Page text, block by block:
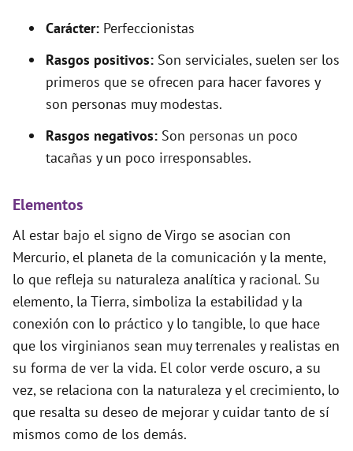
Carácter: Perfeccionistas
Rasgos positivos: Son serviciales, suelen ser los
primeros que se ofrecen para hacer favores y
son personas muy modestas.
Rasgos negativos: Son personas un poco
tacañas y un poco irresponsables.
Elementos
Al estar bajo el signo de Virgo se asocian con
Mercurio, el planeta de la comunicación y la mente,
lo que refleja su naturaleza analítica y racional. Su
elemento, la Tierra, simboliza la estabilidad y la
conexión con lo práctico y lo tangible, lo que hace
que los virginianos sean muy terrenales y realistas en
su forma de ver la vida. El color verde oscuro, a su
vez, se relaciona con la naturaleza y el crecimiento, lo
que resalta su deseo de mejorar y cuidar tanto de sí
mismos como de los demás.